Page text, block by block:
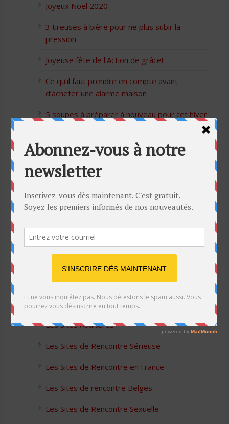
Joyeux Noël 2020
3 tireuses à bière pour ne plus subir la
pression
Joyeuse fête de l’Action de grâce!
Ce qu’il faut prendre en compte avant
d’acheter une alarme maison
5 soupes à préparer à nouveau pour cet hiver
5 idées cadeaux Moulinex pour votre mère
pour l’Action de Grâce
Blague de café: Une femme infidèle trompe
son mari
Listes des Sites de Rencontre
Les Sites Libertins
Les Apps pour les Couples Échangistes
Les Sites Adultères
Les Sites de Rencontre Sérieuse
Les Sites de Rencontre en France
Les Sites de rencontre Belges
Les Sites de Rencontre Sexuelle